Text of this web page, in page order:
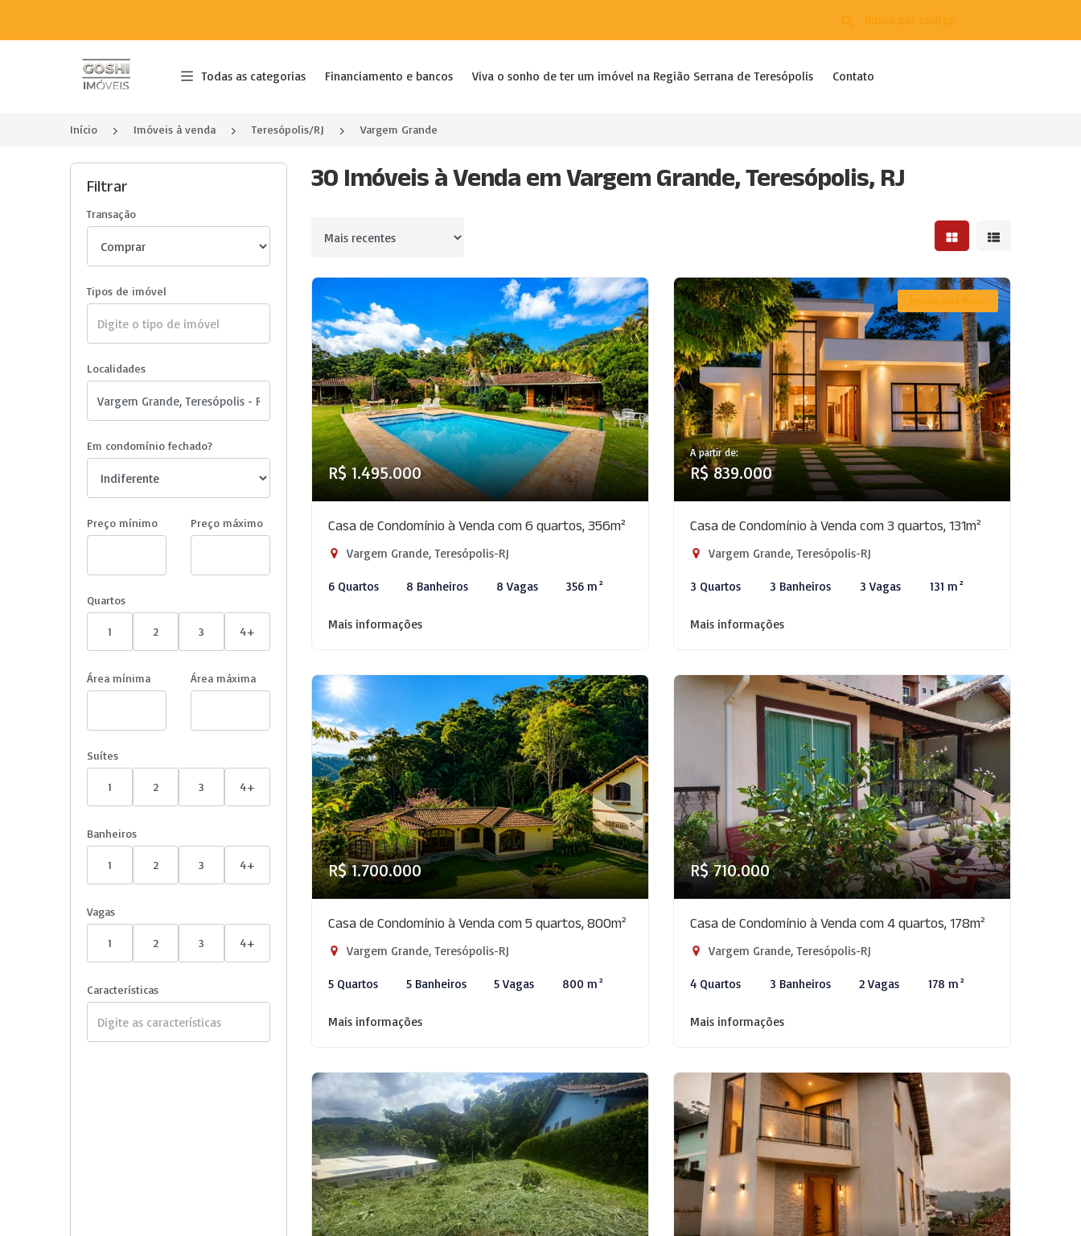
Página inicial
Todas as categorias Financiamento e bancos Viva o sonho de ter um imóvel na Região Serrana de Teresópolis Contato
Início Imóveis à venda Teresópolis/RJ Vargem Grande
Filtrar
Transação
Tipos de imóvel
Localidades
Em condomínio fechado?
Preço mínimo Preço máximo
Quartos
1 2 3 4+
Área mínima Área máxima
Suítes
1 2 3 4+
Banheiros
1 2 3 4+
Vagas
1 2 3 4+
Características
30 Imóveis à Venda em Vargem Grande, Teresópolis, RJ
Ordenar por Mostrar resultados em
Mostrar
R$ 1.495.000
Casa de Condomínio à Venda com 6 quartos, 356m²
Vargem Grande, Teresópolis-RJ
6 Quartos 8 Banheiros 8 Vagas 356 m²
Mais informações
Pronto para Morar
A partir de:
R$ 839.000
Casa de Condomínio à Venda com 3 quartos, 131m²
Vargem Grande, Teresópolis-RJ
3 Quartos 3 Banheiros 3 Vagas 131 m²
Mais informações
R$ 1.700.000
Casa de Condomínio à Venda com 5 quartos, 800m²
Vargem Grande, Teresópolis-RJ
5 Quartos 5 Banheiros 5 Vagas 800 m²
Mais informações
R$ 710.000
Casa de Condomínio à Venda com 4 quartos, 178m²
Vargem Grande, Teresópolis-RJ
4 Quartos 3 Banheiros 2 Vagas 178 m²
Mais informações